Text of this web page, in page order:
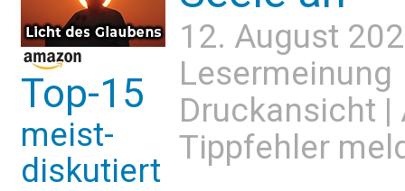
Top-15
meist-
diskutiert
12. August
Lesermeinung
Druckansicht |
Tippfehler